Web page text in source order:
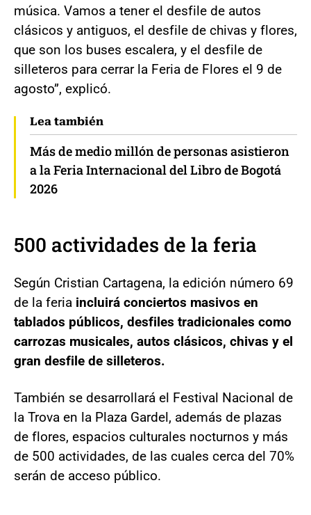
música. Vamos a tener el desfile de autos
clásicos y antiguos, el desfile de chivas y flores,
que son los buses escalera, y el desfile de
silleteros para cerrar la Feria de Flores el 9 de
agosto”, explicó.
Lea también
Más de medio millón de personas asistieron
a la Feria Internacional del Libro de Bogotá
2026
500 actividades de la feria
Según Cristian Cartagena, la edición número 69
de la feria incluirá conciertos masivos en
tablados públicos, desfiles tradicionales como
carrozas musicales, autos clásicos, chivas y el
gran desfile de silleteros.
También se desarrollará el Festival Nacional de
la Trova en la Plaza Gardel, además de plazas
de flores, espacios culturales nocturnos y más
de 500 actividades, de las cuales cerca del 70%
serán de acceso público.